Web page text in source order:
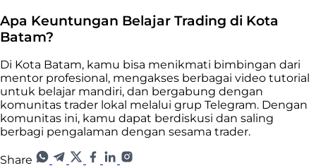
Apa Keuntungan Belajar Trading di Kota
Batam?
Di Kota Batam, kamu bisa menikmati bimbingan dari
mentor profesional, mengakses berbagai video tutorial
untuk belajar mandiri, dan bergabung dengan
komunitas trader lokal melalui grup Telegram. Dengan
komunitas ini, kamu dapat berdiskusi dan saling
berbagi pengalaman dengan sesama trader.
Share